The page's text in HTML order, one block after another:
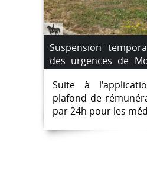
Suspension
des urgences de
une pénurie
remplaçants. du 4
2023.
Suite à
plafond de
par 24h pour les